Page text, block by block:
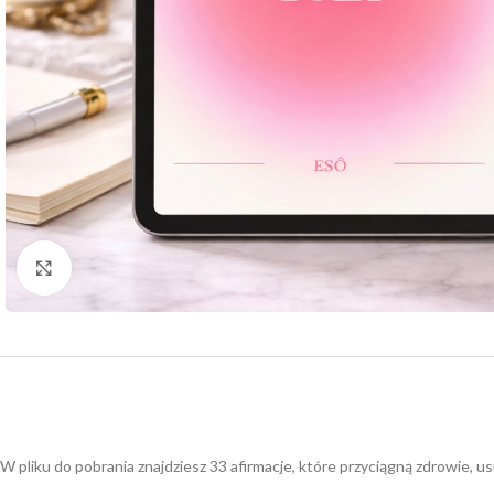
Click to enlarge
W pliku do pobrania znajdziesz 33 afirmacje, które przyciągną zdrowie,